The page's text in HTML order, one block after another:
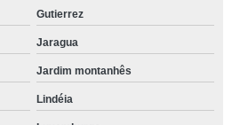
Gutierrez
Jaragua
Jardim montanhês
Lindéia